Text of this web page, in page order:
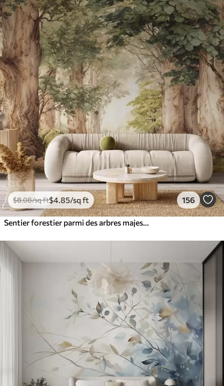
$8.08/sq ft$4 .85/sq ft 156